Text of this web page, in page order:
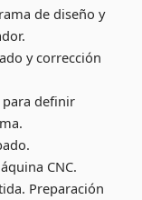
de diseño y
y corrección
para definir
CNC.
Preparación